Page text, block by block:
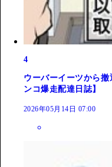
4
ウーバーイーツから
ンコ爆走配達日誌】
2026年05月14日 07:00